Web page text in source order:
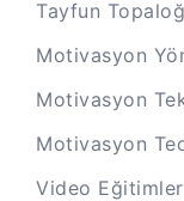
Tayfun
Motivasyon
Motivasyon
Motivasyon
Video Eğitimler